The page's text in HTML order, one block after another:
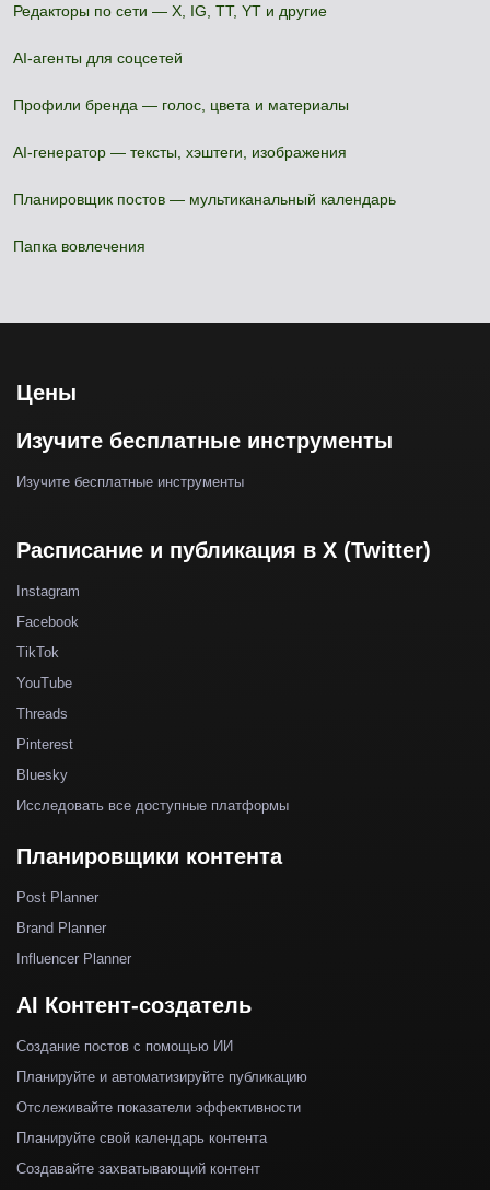
Редакторы по сети — X, IG, TT, YT и другие
AI-агенты для соцсетей
Профили бренда — голос, цвета и материалы
AI-генератор — тексты, хэштеги, изображения
Планировщик постов — мультиканальный календарь
Папка вовлечения
Цены
Изучите бесплатные инструменты
Изучите бесплатные инструменты
Расписание и публикация в X (Twitter)
Instagram
Facebook
TikTok
YouTube
Threads
Pinterest
Bluesky
Исследовать все доступные платформы
Планировщики контента
Post Planner
Brand Planner
Influencer Planner
AI Контент-создатель
Создание постов с помощью ИИ
Планируйте и автоматизируйте публикацию
Отслеживайте показатели эффективности
Планируйте свой календарь контента
Создавайте захватывающий контент